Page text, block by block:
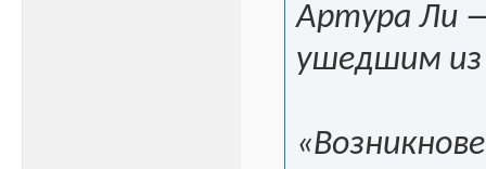
Артура Ли
ушедшим